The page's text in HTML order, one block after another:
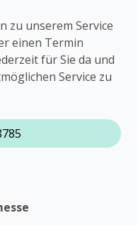
zu unserem Service
einen Termin
für Sie da und
Service zu